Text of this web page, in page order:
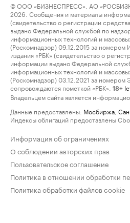
© ООО «БИЗНЕСПРЕСС», АО
2026. Сообщения и материалы
(свидетельство о регистрации
выдано Федеральной службой по
информационных технологий и
(Роскомнадзор) 09.12.2015 за
издания «РБК» (свидетельство о
информации выдано Федеральной
информационных технологий и
(Роскомнадзор) 03.12.2021 за
сопровождаются пометкой «РБК».
18+
Владельцем сайта является
Данные предоставлены: Мосбиржа
Индексы облигаций предоставлены
Информация об ограничениях
О соблюдении авторских прав
Пользовательское соглашение
Политика в отношении обработки
Политика обработки файлов cookie